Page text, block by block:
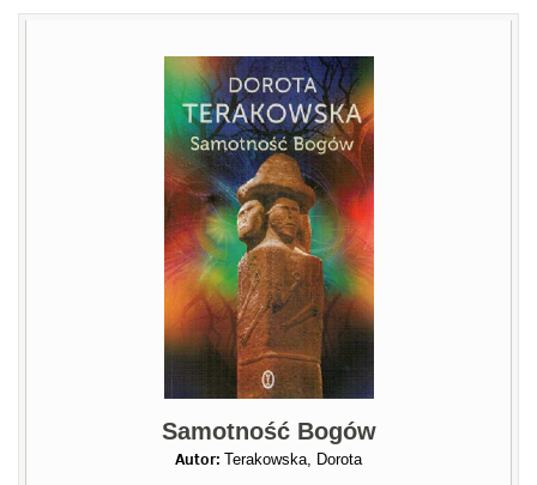
Samotność Bogów
Autor: Terakowska, Dorota